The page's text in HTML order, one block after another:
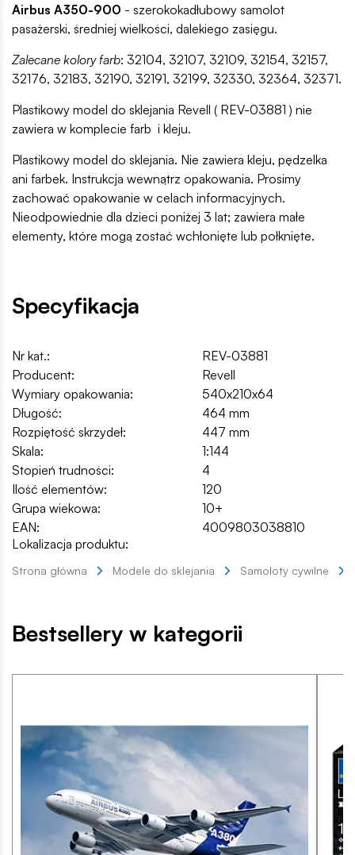
Airbus A350-900 - szerokokadłubowy samolot
pasażerski, średniej wielkości, dalekiego zasięgu.
Zalecane kolory farb: 32104, 32107, 32109, 32154, 32157,
32176, 32183, 32190, 32191, 32199, 32330, 32364, 32371.
Plastikowy model do sklejania Revell ( REV-03881 ) nie
zawiera w komplecie farb i kleju.
Plastikowy model do sklejania. Nie zawiera kleju, pędzelka
ani farbek. Instrukcja wewnątrz opakowania. Prosimy
zachować opakowanie w celach informacyjnych.
Nieodpowiednie dla dzieci poniżej 3 lat; zawiera małe
elementy, które mogą zostać wchłonięte lub połknięte.
Specyfikacja
Nr kat.:
REV-03881
Producent:
Revell
Wymiary opakowania:
540x210x64
Długość:
464 mm
Rozpiętość skrzydeł:
447 mm
Skala:
1:144
Stopień trudności:
4
Ilość elementów:
120
Grupa wiekowa:
10+
EAN:
4009803038810
Lokalizacja produktu:
Strona główna Modele do sklejania Samoloty cywilne
Bestsellery w kategorii